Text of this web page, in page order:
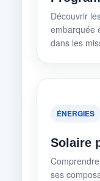
Découvrir
embarquée
dans les
ÉNERGIES
Solaire
ses